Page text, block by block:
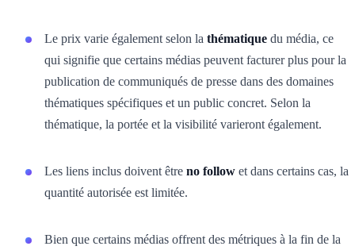
Le prix varie également selon la thématique du média, ce
qui signifie que certains médias peuvent facturer plus pour la
publication de communiqués de presse dans des domaines
thématiques spécifiques et un public concret. Selon la
thématique, la portée et la visibilité varieront également.
Les liens inclus doivent être no follow et dans certains cas, la
quantité autorisée est limitée.
Bien que certains médias offrent des métriques à la fin de la